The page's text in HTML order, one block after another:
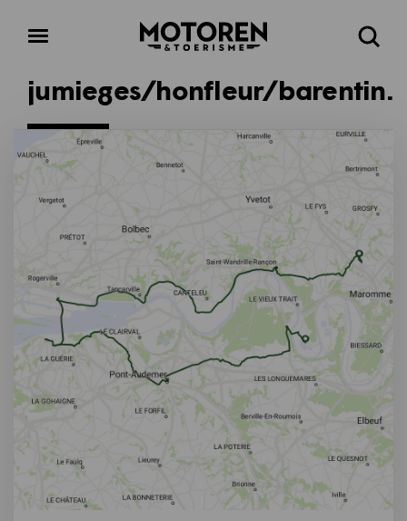
Open
Homepage Zoeken
jumieges/honfleur/barentin.